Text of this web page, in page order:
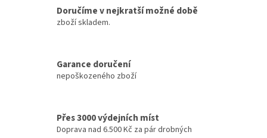
Doručíme v nejkratší možné době
zboží skladem.
Garance doručení
nepoškozeného zboží
Přes 3000 výdejních míst
Doprava nad 6.500 Kč za pár drobných